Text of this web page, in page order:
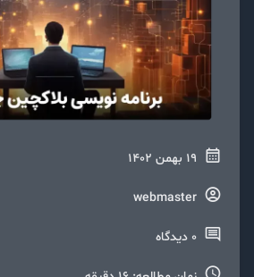
19 بهمن 1402
webmaster
0 دیدگاه